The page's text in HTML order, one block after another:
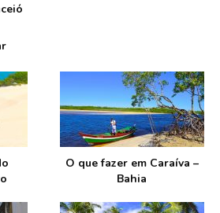
O que fazer em Caraíva –
Bahia